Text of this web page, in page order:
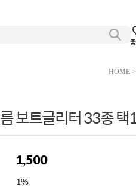
HOME>
보트글리터 33종 택
1,500
1%